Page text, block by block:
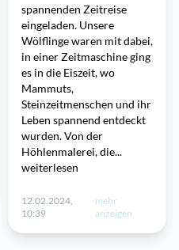
spannenden Zeitreise
eingeladen. Unsere
Wölflinge waren mit dabei,
in einer Zeitmaschine ging
es in die Eiszeit, wo
Mammuts,
Steinzeitmenschen und ihr
Leben spannend entdeckt
wurden. Von der
Höhlenmalerei, die...
weiterlesen
12.02.2024,
10:39
mehr
anzeigen